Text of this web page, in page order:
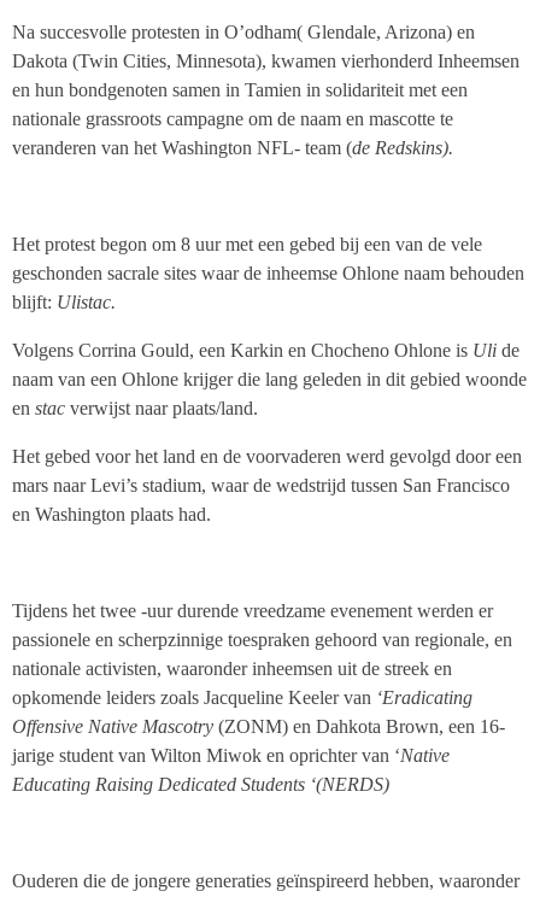
Na succesvolle protesten in O’odham( Glendale, Arizona) en
Dakota (Twin Cities, Minnesota), kwamen vierhonderd Inheemsen
en hun bondgenoten samen in Tamien in solidariteit met een
nationale grassroots campagne om de naam en mascotte te
veranderen van het Washington NFL- team (de Redskins).
Het protest begon om 8 uur met een gebed bij een van de vele
geschonden sacrale sites waar de inheemse Ohlone naam behouden
blijft: Ulistac.
Volgens Corrina Gould, een Karkin en Chocheno Ohlone is Uli de
naam van een Ohlone krijger die lang geleden in dit gebied woonde
en stac verwijst naar plaats/land.
Het gebed voor het land en de voorvaderen werd gevolgd door een
mars naar Levi’s stadium, waar de wedstrijd tussen San Francisco
en Washington plaats had.
Tijdens het twee -uur durende vreedzame evenement werden er
passionele en scherpzinnige toespraken gehoord van regionale, en
nationale activisten, waaronder inheemsen uit de streek en
opkomende leiders zoals Jacqueline Keeler van ‘Eradicating
Offensive Native Mascotry (ZONM) en Dahkota Brown, een 16-
jarige student van Wilton Miwok en oprichter van ‘Native
Educating Raising Dedicated Students ‘(NERDS)
Ouderen die de jongere generaties geïnspireerd hebben, waaronder